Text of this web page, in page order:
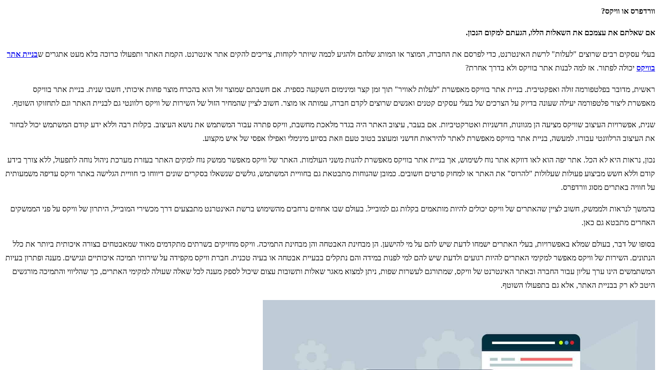
וורדפרס או וויקס?
אם שאלתם את עצמכם את השאלות הללו, הגעתם למקום הנכון.
בעלי עסקים רבים שרוצים "לעלות" לרשת האינטרנט, כדי לפרסם את החברה, המוצר או המותג שלהם ולהגיע לכמה שיותר לקוחות, צריכים להקים אתר אינטרנט. הקמת האתר ותפעולו כרוכה בלא מעט אתגרים שבניית אתר
בוויקס יכולה לפתור. אז למה לבנות אתר בוויקס ולא בדרך אחרת?
ראשית, מדובר בפלטפורמה זולה ואפקטיבית. בניית אתר בוויקס מאפשרת "לעלות לאוויר" תוך זמן קצר ומינימום השקעה כספית. אם חשבתם שמוצר זול הוא בהכרח מוצר פחות איכותי, חשבו שנית. בניית אתר בוויקס
מאפשרת ליצור פלטפורמה יעילה שעונה בדיוק על הצרכים של בעלי עסקים קטנים ואנשים שרוצים לקדם חברה, עמותה או מוצר. חשוב לציין שהמחיר הזול של השירות של וויקס רלוונטי גם לבניית האתר וגם לתחזוקו השוטף.
שנית, אפשרויות העיצוב שוויקס מציעה הן מגוונות, חדשניות ואטרקטיביות. אם בעבר, עיצוב האתר היה בגדר מלאכת מחשבת, וויקס פתרה עבור המשתמש את נושא העיצוב. בקלות רבה וללא ידע קודם המשתמש יכול לבחור
את העיצוב הרלוונטי עבורו. למעשה, בניית אתר בוויקס מאפשרת לאתר להיראות חדשני ומעוצב בטוב טעם וזאת בסיוע מינימלי ואפילו אפסי של איש מקצוע.
נכון, נראות היא לא הכל. אתר יפה הוא לאו דווקא אתר נוח לשימוש, אך בניית אתר בוויקס מאפשרת להנות משני העולמות. האתר של וויקס מאפשר ממשק נוח למקים האתר בעזרת מערכת ניהול נוחה לתפעול, ללא צורך בידע
קודם וללא חשש מביצוע פעולות שעלולות "להרוס" את האתר או למחוק פרטים חשובים. כמובן שהנוחות מתבטאת גם בחוויית המשתמש, גולשים שנשאלו בסקרים שונים דיווחו כי חוויית הגלישה באתר וויקס עדיפה משמעותית
על חוויה באתרים מסוג וורדפרס.
בהמשך לנראות ולממשק, חשוב לציין שהאתרים של וויקס יכולים להיות מותאמים בקלות גם למובייל. בעולם שבו אחוזים נרחבים מהשימוש ברשת האינטרנט מתבצעים דרך מכשירי המובייל, היתרון של וויקס על פני הממשקים
האחרים מתבטא גם כאן.
בסופו של דבר, בעולם שמלא באפשרויות, בעלי האתרים ישמחו לדעת שיש להם על מי להישען. הן מבחינת האבטחה והן מבחינת התמיכה. וויקס מחזיקים בשרתים מתקדמים מאוד שמאבטחים בצורה איכותית ביותר את כלל
הנתונים. השירות של וויקס מאפשר למקימי האתרים להיות רגועים ולדעת שיש להם למי לפנות במידה והם נתקלים בבעיית אבטחה או בעיה טכנית. חברת וויקס מקפידה על שירותי תמיכה איכותיים ונגישים. מענה ופתרון בעיות
המשתמשים הינו ערך עליון עבור החברה ובאתר האינטרנט של וויקס, שמתורגם לעשרות שפות, ניתן למצוא מאגר שאלות ותשובות עצום שיכול לספק מענה לכל שאלה שעולה למקימי האתרים, כך שהליווי והתמיכה מורגשים
היטב לא רק בבניית האתר, אלא גם בתפעולו השוטף.